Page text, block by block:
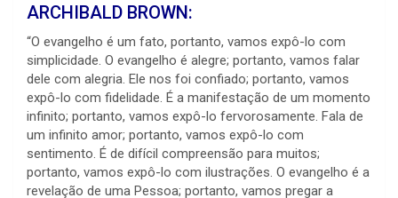
ARCHIBALD BROWN:
“O evangelho é um fato, portanto, vamos expô-lo com
simplicidade. O evangelho é alegre; portanto, vamos falar
dele com alegria. Ele nos foi confiado; portanto, vamos
expô-lo com fidelidade. É a manifestação de um momento
infinito; portanto, vamos expô-lo fervorosamente. Fala de
um infinito amor; portanto, vamos expô-lo com
sentimento. É de difícil compreensão para muitos;
portanto, vamos expô-lo com ilustrações. O evangelho é a
revelação de uma Pessoa; portanto, vamos pregar a